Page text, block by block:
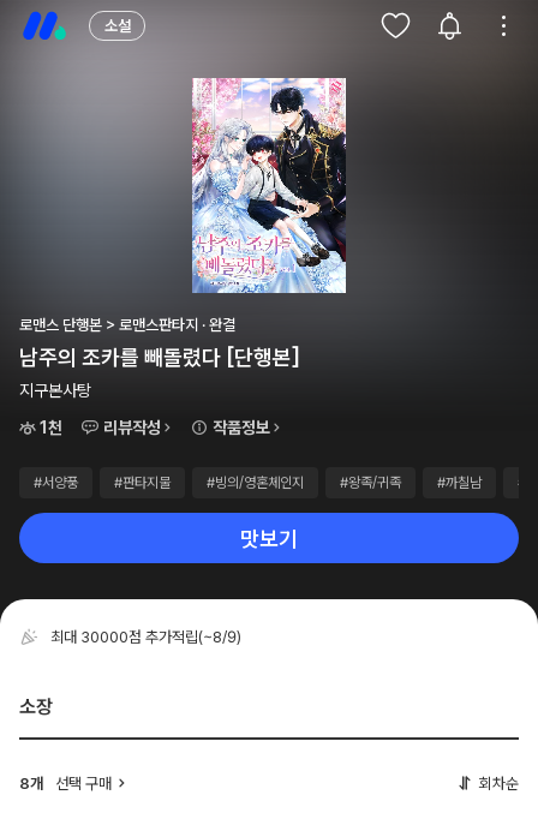
소설
로맨스 단행본 > 로맨스판타지 · 완결
남주의 조카를 빼돌렸다 [단행본]
지구본사탕
1천
리뷰작성 작품정보
#서양풍 #판타지물 #빙의/영혼체인지 #왕족/귀족 #까칠남 #
맛보기
최대 30000점 추가적립(~8/9)
소장
8개 선택 구매 회차순